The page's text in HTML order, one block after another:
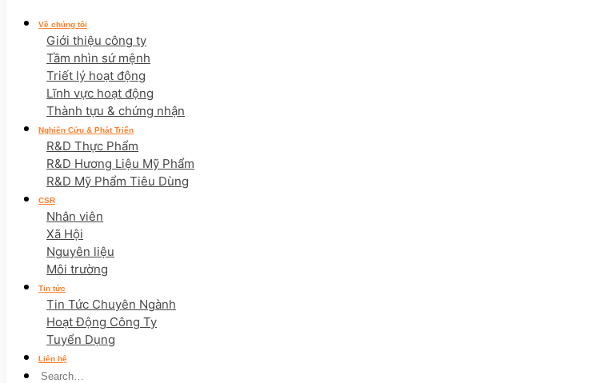
Về chúng tôi
Giới thiệu công ty
Tầm nhìn sứ mệnh
Triết lý hoạt động
Lĩnh vực hoạt động
Thành tựu & chứng nhận
Nghiên Cứu & Phát Triển
R&D Thực Phẩm
R&D Hương Liệu Mỹ Phẩm
R&D Mỹ Phẩm Tiêu Dùng
CSR
Nhân viên
Xã Hội
Nguyên liệu
Môi trường
Tin tức
Tin Tức Chuyên Ngành
Hoạt Động Công Ty
Tuyển Dụng
Liên hệ